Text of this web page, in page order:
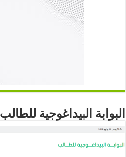
البوابة البيداغوجية للطالب